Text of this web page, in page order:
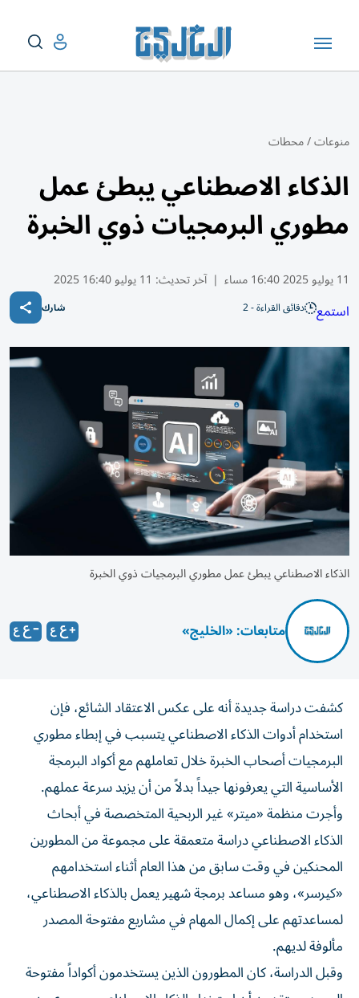
منوعات/محطات
الذكاء الاصطناعي يبطئ عمل
مطوري البرمجيات ذوي الخبرة
11 يوليو 2025 16:40 مساء | آخر تحديث: 11 يوليو 16:40 2025
استمع دقائق القراءة - 2 شارك
الذكاء الاصطناعي يبطئ عمل مطوري البرمجيات ذوي الخبرة
متابعات: «الخليج»
كشفت دراسة جديدة أنه على عكس الاعتقاد الشائع، فإن
استخدام أدوات الذكاء الاصطناعي يتسبب في إبطاء مطوري
البرمجيات أصحاب الخبرة خلال تعاملهم مع أكواد البرمجة
الأساسية التي يعرفونها جيداً بدلاً من أن يزيد سرعة عملهم.
وأجرت منظمة «ميتر» غير الربحية المتخصصة في أبحاث
الذكاء الاصطناعي دراسة متعمقة على مجموعة من المطورين
المحنكين في وقت سابق من هذا العام أثناء استخدامهم
«كيرسر»، وهو مساعد برمجة شهير يعمل بالذكاء الاصطناعي،
لمساعدتهم على إكمال المهام في مشاريع مفتوحة المصدر
مألوفة لديهم.
وقبل الدراسة، كان المطورون الذين يستخدمون أكواداً مفتوحة